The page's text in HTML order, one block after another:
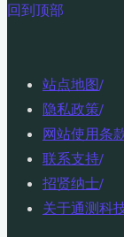
回到顶部
站点地图/
隐私政策/
网站使用条
联系支持/
招贤纳士/
关于通测科